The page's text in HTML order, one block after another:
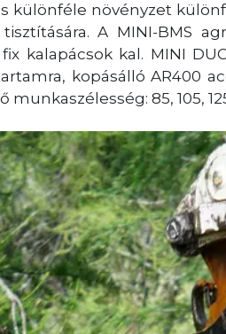
különféle növényzet
A MINI-BMS
kalapácsok kal. MINI
kopásálló AR400
85, 105,